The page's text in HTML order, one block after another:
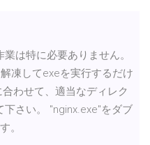
は特に必要ありません。
凍してexeを実行するだけ
わせて、適当なディレク
下さい。 "nginx.exe"をダブ
。